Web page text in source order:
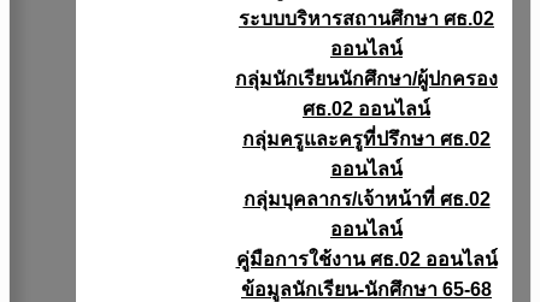
ระบบบริหารสถานศึกษา ศธ.02
ออนไลน์
กลุ่มนักเรียนนักศึกษา/ผู้ปกครอง
ศธ.02 ออนไลน์
กลุ่มครูและครูที่ปรึกษา ศธ.02
ออนไลน์
กลุ่มบุคลากร/เจ้าหน้าที่ ศธ.02
ออนไลน์
คู่มือการใช้งาน ศธ.02 ออนไลน์
ข้อมูลนักเรียน-นักศึกษา 65-68